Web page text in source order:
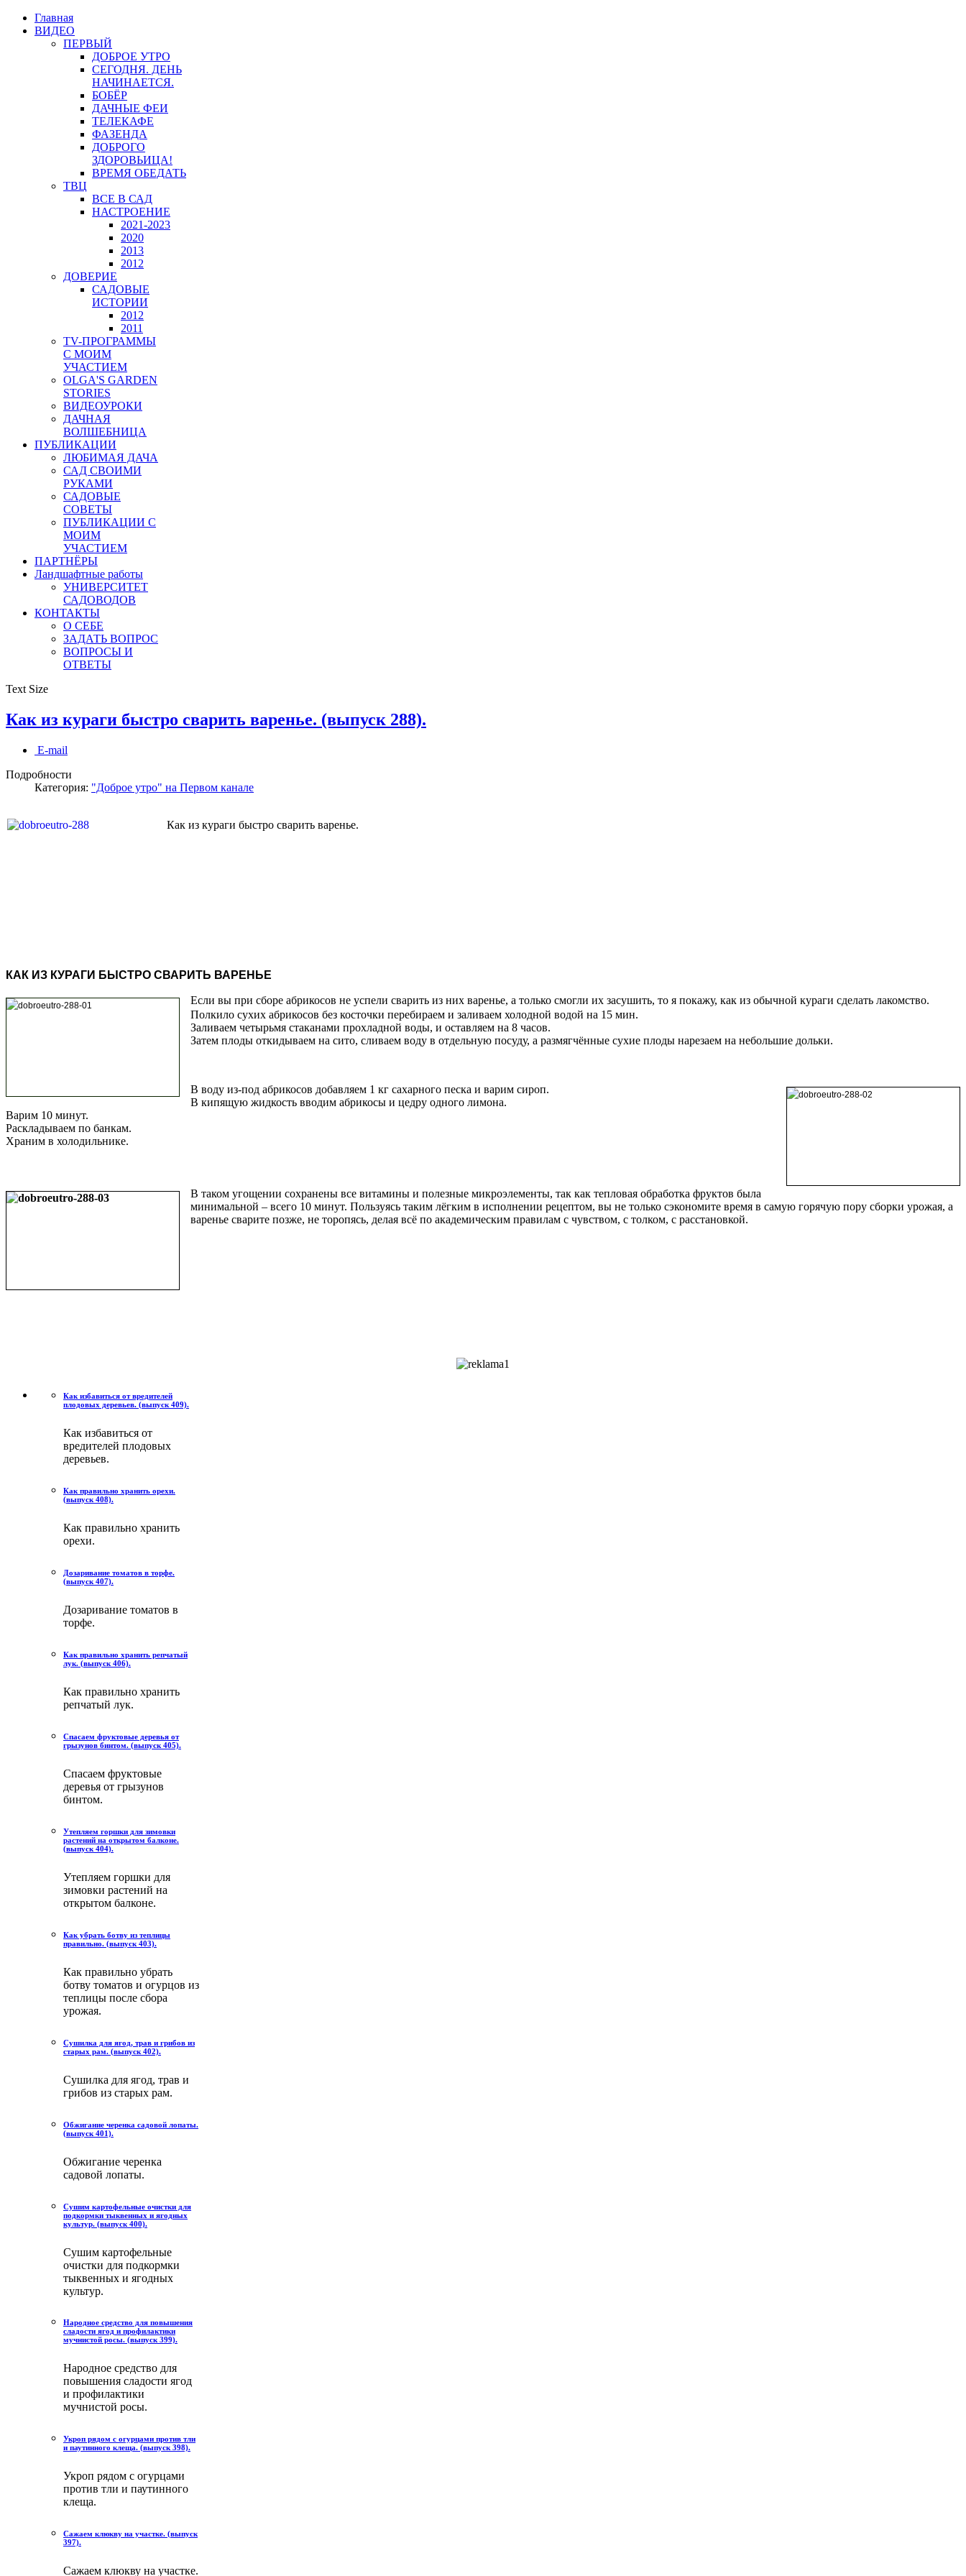
Главная
ВИДЕО
ПЕРВЫЙ
ДОБРОЕ УТРО
СЕГОДНЯ. ДЕНЬ
НАЧИНАЕТСЯ.
БОБЁР
ДАЧНЫЕ ФЕИ
ТЕЛЕКАФЕ
ФАЗЕНДА
ДОБРОГО
ЗДОРОВЬИЦА!
ВРЕМЯ ОБЕДАТЬ
ТВЦ
ВСЕ В САД
НАСТРОЕНИЕ
2021-2023
2020
2013
2012
ДОВЕРИЕ
САДОВЫЕ
ИСТОРИИ
2012
2011
TV-ПРОГРАММЫ
С МОИМ
УЧАСТИЕМ
OLGA'S GARDEN
STORIES
ВИДЕОУРОКИ
ДАЧНАЯ
ВОЛШЕБНИЦА
ПУБЛИКАЦИИ
ЛЮБИМАЯ ДАЧА
САД СВОИМИ
РУКАМИ
САДОВЫЕ
СОВЕТЫ
ПУБЛИКАЦИИ С
МОИМ
УЧАСТИЕМ
ПАРТНЁРЫ
Ландшафтные работы
УНИВЕРСИТЕТ
САДОВОДОВ
КОНТАКТЫ
О СЕБЕ
ЗАДАТЬ ВОПРОС
ВОПРОСЫ И
ОТВЕТЫ
Text Size
Как из кураги быстро сварить варенье. (выпуск 288).
E-mail
Подробности
Категория: "Доброе утро" на Первом канале
Как из кураги быстро сварить варенье.
КАК ИЗ КУРАГИ БЫСТРО СВАРИТЬ ВАРЕНЬЕ
Если вы при сборе абрикосов не успели сварить из них варенье, а только смогли их засушить, то я покажу, как из обычной кураги сделать лакомство.
Полкило сухих абрикосов без косточки перебираем и заливаем холодной водой на 15 мин.
Заливаем четырьмя стаканами прохладной воды, и оставляем на 8 часов.
Затем плоды откидываем на сито, сливаем воду в отдельную посуду, а размягчённые сухие плоды нарезаем на небольшие дольки.
В воду из-под абрикосов добавляем 1 кг сахарного песка и варим сироп.
В кипящую жидкость вводим абрикосы и цедру одного лимона.
Варим 10 минут.
Раскладываем по банкам.
Храним в холодильнике.
В таком угощении сохранены все витамины и полезные микроэлементы, так как тепловая обработка фруктов была
минимальной – всего 10 минут. Пользуясь таким лёгким в исполнении рецептом, вы не только сэкономите время в самую горячую пору сборки урожая, а
варенье сварите позже, не торопясь, делая всё по академическим правилам с чувством, с толком, с расстановкой.
Как избавиться от вредителей
плодовых деревьев. (выпуск 409).
Как избавиться от
вредителей плодовых
деревьев.
Как правильно хранить орехи.
(выпуск 408).
Как правильно хранить
орехи.
Дозаривание томатов в торфе.
(выпуск 407).
Дозаривание томатов в
торфе.
Как правильно хранить репчатый
лук. (выпуск 406).
Как правильно хранить
репчатый лук.
Спасаем фруктовые деревья от
грызунов бинтом. (выпуск 405).
Спасаем фруктовые
деревья от грызунов
бинтом.
Утепляем горшки для зимовки
растений на открытом балконе.
(выпуск 404).
Утепляем горшки для
зимовки растений на
открытом балконе.
Как убрать ботву из теплицы
правильно. (выпуск 403).
Как правильно убрать
ботву томатов и огурцов из
теплицы после сбора
урожая.
Сушилка для ягод, трав и грибов из
старых рам. (выпуск 402).
Сушилка для ягод, трав и
грибов из старых рам.
Обжигание черенка садовой лопаты.
(выпуск 401).
Обжигание черенка
садовой лопаты.
Сушим картофельные очистки для
подкормки тыквенных и ягодных
культур. (выпуск 400).
Сушим картофельные
очистки для подкормки
тыквенных и ягодных
культур.
Народное средство для повышения
сладости ягод и профилактики
мучнистой росы. (выпуск 399).
Народное средство для
повышения сладости ягод
и профилактики
мучнистой росы.
Укроп рядом с огурцами против тли
и паутинного клеща. (выпуск 398).
Укроп рядом с огурцами
против тли и паутинного
клеща.
Сажаем клюкву на участке. (выпуск
397).
Сажаем клюкву на участке.